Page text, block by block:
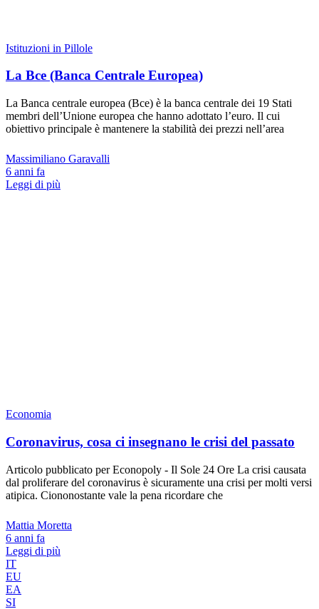
Istituzioni in Pillole
La Bce (Banca Centrale Europea)
La Banca centrale europea (Bce) è la banca centrale dei 19 Stati
membri dell’Unione europea che hanno adottato l’euro. Il cui
obiettivo principale è mantenere la stabilità dei prezzi nell’area
Massimiliano Garavalli
6 anni fa
Leggi di più
Economia
Coronavirus, cosa ci insegnano le crisi del passato
Articolo pubblicato per Econopoly - Il Sole 24 Ore La crisi causata
dal proliferare del coronavirus è sicuramente una crisi per molti versi
atipica. Ciononostante vale la pena ricordare che
Mattia Moretta
6 anni fa
Leggi di più
IT
EU
EA
SI